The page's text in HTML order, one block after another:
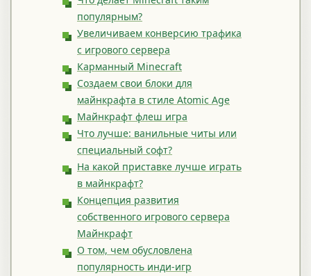
популярным?
Увеличиваем конверсию трафика
с игрового сервера
Карманный Minecraft
Создаем свои блоки для
майнкрафта в стиле Atomic Age
Майнкрафт флеш игра
Что лучше: ванильные читы или
специальный софт?
На какой приставке лучше играть
в майнкрафт?
Концепция развития
собственного игрового сервера
Майнкрафт
О том, чем обусловлена
популярность инди-игр